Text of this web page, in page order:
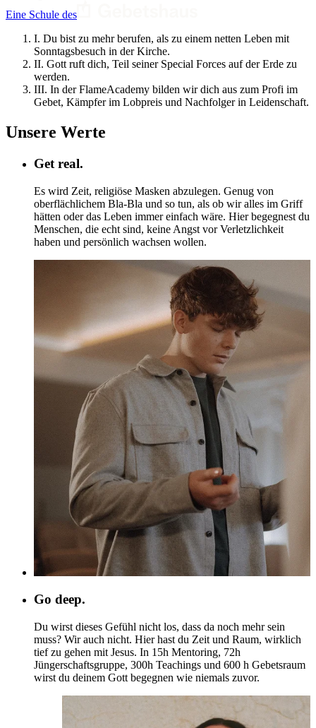
Eine Schule des
I. Du bist zu mehr berufen, als zu einem netten Leben mit
Sonntagsbesuch in der Kirche.
II. Gott ruft dich, Teil seiner Special Forces auf der Erde zu
werden.
III. In der FlameAcademy bilden wir dich aus zum Profi im
Gebet, Kämpfer im Lobpreis und Nachfolger in Leidenschaft.
Unsere Werte
Get real.
Es wird Zeit, religiöse Masken abzulegen. Genug von
oberflächlichem Bla-Bla und so tun, als ob wir alles im Griff
hätten oder das Leben immer einfach wäre. Hier begegnest du
Menschen, die echt sind, keine Angst vor Verletzlichkeit
haben und persönlich wachsen wollen.
Go deep.
Du wirst dieses Gefühl nicht los, dass da noch mehr sein
muss? Wir auch nicht. Hier hast du Zeit und Raum, wirklich
tief zu gehen mit Jesus. In 15h Mentoring, 72h
Jüngerschaftsgruppe, 300h Teachings und 600 h Gebetsraum
wirst du deinem Gott begegnen wie niemals zuvor.